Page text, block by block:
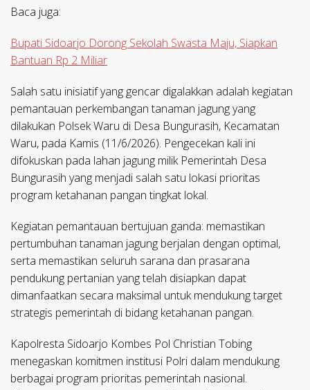
Baca juga:
Bupati Sidoarjo Dorong Sekolah Swasta Maju, Siapkan
Bantuan Rp 2 Miliar
Salah satu inisiatif yang gencar digalakkan adalah kegiatan
pemantauan perkembangan tanaman jagung yang
dilakukan Polsek Waru di Desa Bungurasih, Kecamatan
Waru, pada Kamis (11/6/2026). Pengecekan kali ini
difokuskan pada lahan jagung milik Pemerintah Desa
Bungurasih yang menjadi salah satu lokasi prioritas
program ketahanan pangan tingkat lokal.
Kegiatan pemantauan bertujuan ganda: memastikan
pertumbuhan tanaman jagung berjalan dengan optimal,
serta memastikan seluruh sarana dan prasarana
pendukung pertanian yang telah disiapkan dapat
dimanfaatkan secara maksimal untuk mendukung target
strategis pemerintah di bidang ketahanan pangan.
Kapolresta Sidoarjo Kombes Pol Christian Tobing
menegaskan komitmen institusi Polri dalam mendukung
berbagai program prioritas pemerintah nasional.